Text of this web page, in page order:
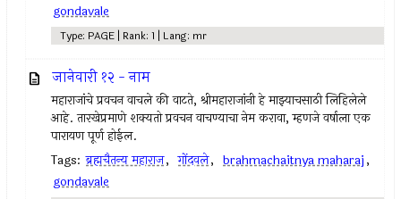
gondavale
Type: PAGE | Rank: 1 | Lang: mr
जानेवारी १२ - नाम
महाराजांचे प्रवचन वाचले की वाटते, श्रीमहाराजांनी हे माझ्याचसाठी लिहिलेले
आहे. तारखेप्रमाणे शक्यतो प्रवचन वाचण्याचा नेम करावा, म्हणजे वर्षाला एक
पारायण पूर्ण होईल.
Tags: ब्रह्मचैतन्य महाराज, गोंदवले, brahmachaitnya maharaj,
gondavale